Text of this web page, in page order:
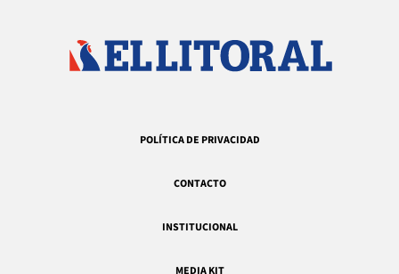
POLÍTICA DE PRIVACIDAD
CONTACTO
INSTITUCIONAL